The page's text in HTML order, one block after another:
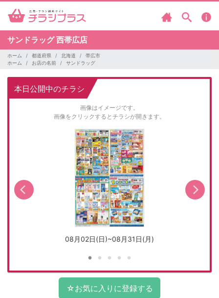
サンドラッグ西帯広店
ホーム 都道府県 北海道
帯広市
ホーム
お店の名前 サンドラッグ
本日公開中のチラシ
画像はイメージです。
画像をクリックするとチラシが開きます。
08月02日(日)~08月31日(月)